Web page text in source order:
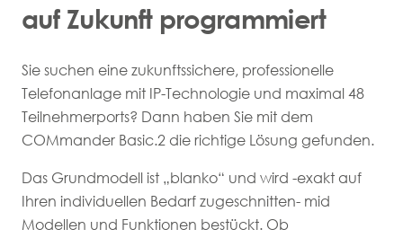
auf Zukunft programmiert
Sie suchen eine zukunftssichere, professionelle
Telefonanlage mit IP-Technologie und maximal 48
Teilnehmerports? Dann haben Sie mit dem
COMmander Basic.2 die richtige Lösung gefunden.
Das Grundmodell ist „blanko“ und wird -exakt auf
Ihren individuellen Bedarf zugeschnitten- mid
Modellen und Funktionen bestückt. Ob